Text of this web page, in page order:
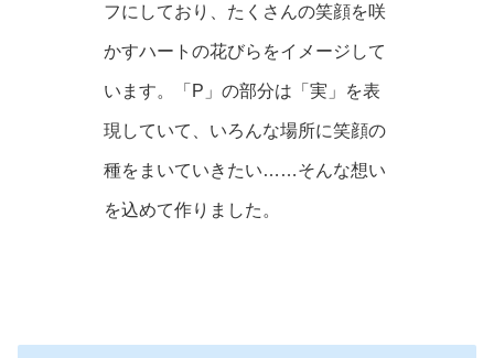
フにしており、たくさんの笑顔を咲
かすハートの花びらをイメージして
います。「P」の部分は「実」を表
現していて、いろんな場所に笑顔の
種をまいていきたい……そんな想い
を込めて作りました。